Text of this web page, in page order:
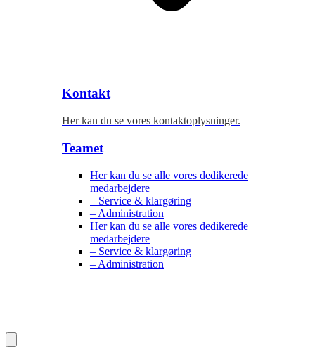
Kontakt
Her kan du se vores kontaktoplysninger.
Teamet
Her kan du se alle vores dedikerede
medarbejdere
– Service & klargøring
– Administration
Her kan du se alle vores dedikerede
medarbejdere
– Service & klargøring
– Administration